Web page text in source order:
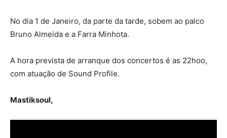
No dia 1 de Janeiro, da parte da tarde, sobem ao palco
Bruno Almeida e a Farra Minhota.
A hora prevista de arranque dos concertos é as 22hoo,
com atuação de Sound Profile.
Mastiksoul,